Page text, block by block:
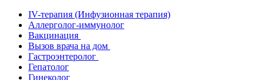
IV-терапия (Инфузионная терапия)
Аллерголог-иммунолог
Вакцинация
Вызов врача на дом
Гастроэнтеролог
Гепатолог
Гинеколог